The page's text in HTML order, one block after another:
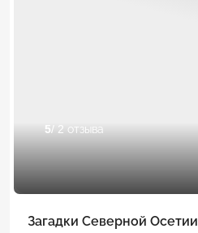
5/ 2 отзыва
Загадки Северной Осетии